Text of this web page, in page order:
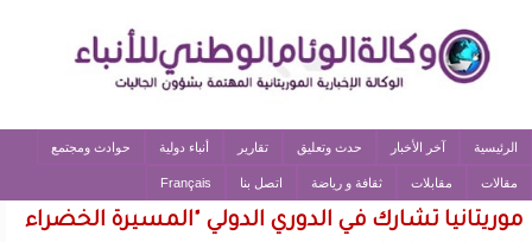
الرئيسية آخر الأخبار حدث وتعليق تقارير أنباء دولية حوادث ومجتمع
مقالات مقابلات ثقافة و رياضة اتصل بنا Français
موريتانيا تشارك في الدوري الدولي "المسيرة الخضراء